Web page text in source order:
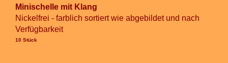
Minischelle mit Klang
Nickelfrei - farblich sortiert wie abgebildet und nach
Verfügbarkeit
10 Stück